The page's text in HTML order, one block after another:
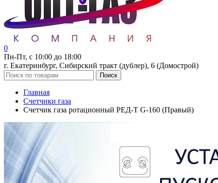
0
Пн-Пт, с 10:00 до 18:00
г. Екатеринбург, Сибирский тракт (дублер), 6 (Домострой)
Поиск
Главная
Счетчики газа
Счетчик газа ротационный РЕД-Т G-160 (Правый)